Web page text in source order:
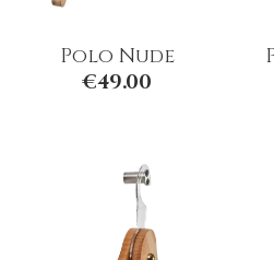
Polo Nude
€49.00